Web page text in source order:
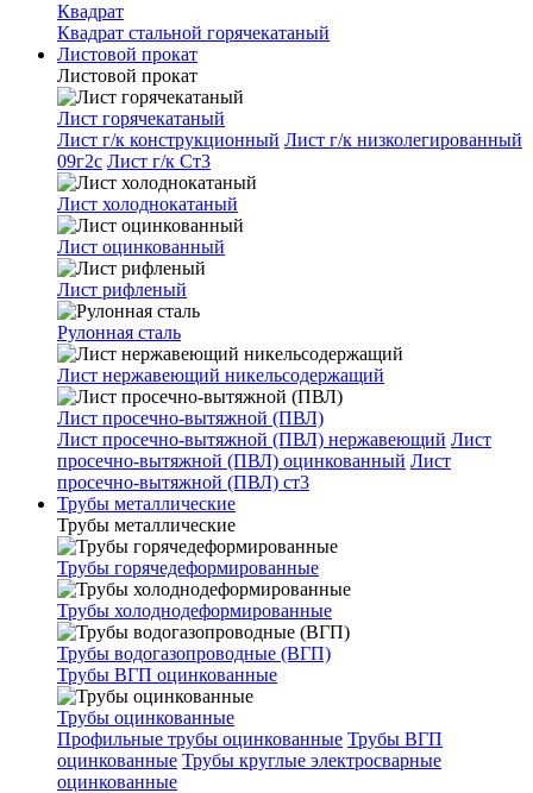
Квадрат
Квадрат стальной горячекатаный
Листовой прокат
Листовой прокат
Лист горячекатаный
Лист г/к конструкционный Лист г/к низколегированный
09г2с Лист г/к Ст3
Лист холоднокатаный
Лист оцинкованный
Лист рифленый
Рулонная сталь
Лист нержавеющий никельсодержащий
Лист просечно-вытяжной (ПВЛ)
Лист просечно-вытяжной (ПВЛ) нержавеющий Лист
просечно-вытяжной (ПВЛ) оцинкованный Лист
просечно-вытяжной (ПВЛ) ст3
Трубы металлические
Трубы металлические
Трубы горячедеформированные
Трубы холоднодеформированные
Трубы водогазопроводные (ВГП)
Трубы ВГП оцинкованные
Трубы оцинкованные
Профильные трубы оцинкованные Трубы ВГП
оцинкованные Трубы круглые электросварные
оцинкованные